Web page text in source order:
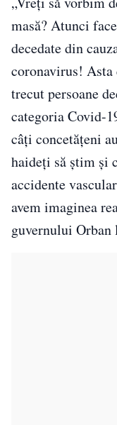
masă? Atunci
decedate din
coronavirus!
trecut persoane
categoria Covid-
câți concetățeni
haideți să știm și
accidente
avem imaginea
guvernului Orban